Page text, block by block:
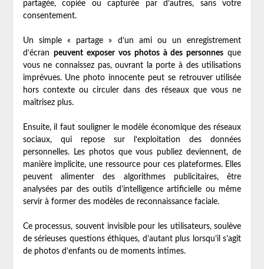
partagée, copiée ou capturée par d’autres, sans votre
consentement.
Un simple « partage » d’un ami ou un enregistrement
d’écran peuvent exposer vos photos à des personnes que
vous ne connaissez pas, ouvrant la porte à des utilisations
imprévues. Une photo innocente peut se retrouver utilisée
hors contexte ou circuler dans des réseaux que vous ne
maîtrisez plus.
Ensuite, il faut souligner le modèle économique des réseaux
sociaux, qui repose sur l’exploitation des données
personnelles. Les photos que vous publiez deviennent, de
manière implicite, une ressource pour ces plateformes. Elles
peuvent alimenter des algorithmes publicitaires, être
analysées par des outils d’intelligence artificielle ou même
servir à former des modèles de reconnaissance faciale.
Ce processus, souvent invisible pour les utilisateurs, soulève
de sérieuses questions éthiques, d’autant plus lorsqu’il s’agit
de photos d’enfants ou de moments intimes.